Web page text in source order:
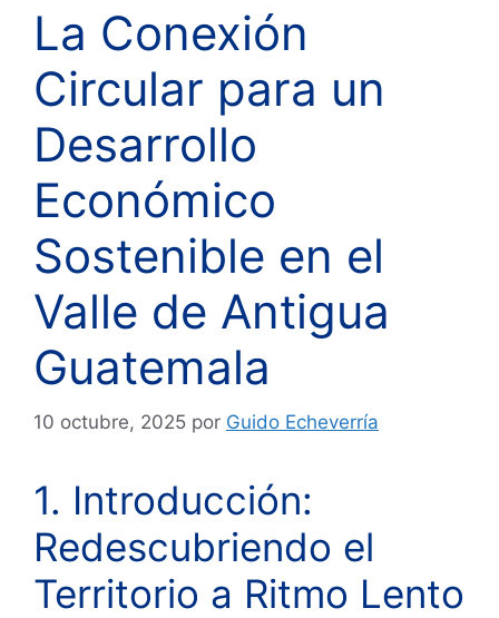
La Conexión
Circular para un
Desarrollo
Económico
Sostenible en el
Valle de Antigua
Guatemala
10 octubre, 2025 por Guido Echeverría
1. Introducción:
Redescubriendo el
Territorio a Ritmo Lento